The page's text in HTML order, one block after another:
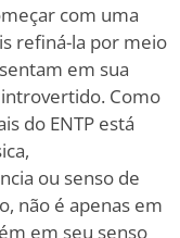
com uma
refiná-la por meio
em sua
Como
do ENTP está
ou senso de
não é apenas em
em seu senso